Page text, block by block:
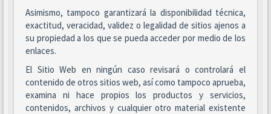
Asimismo, tampoco garantizará la disponibilidad técnica,
exactitud, veracidad, validez o legalidad de sitios ajenos a
su propiedad a los que se pueda acceder por medio de los
enlaces.
El Sitio Web en ningún caso revisará o controlará el
contenido de otros sitios web, así como tampoco aprueba,
examina ni hace propios los productos y servicios,
contenidos, archivos y cualquier otro material existente